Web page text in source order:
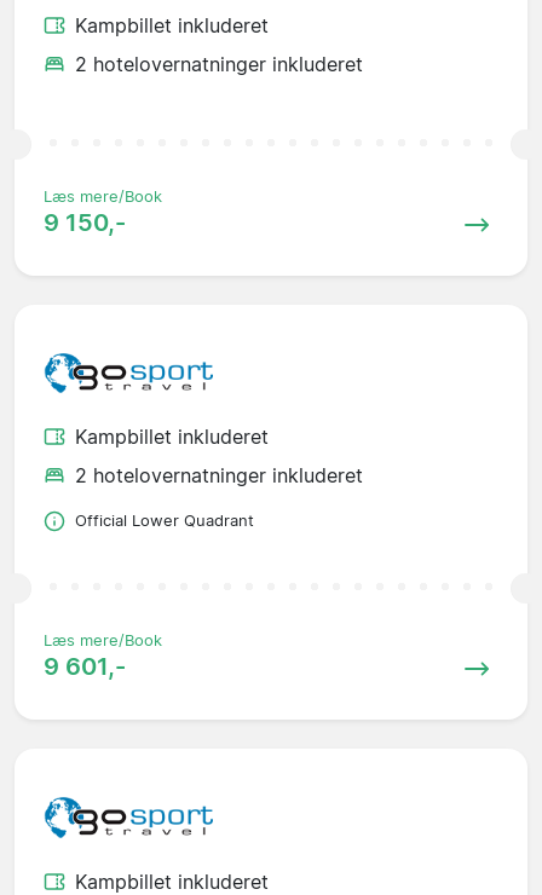
Kampbillet inkluderet
2 hotelovernatninger inkluderet
Læs mere/Book
9 150,-
Kampbillet inkluderet
2 hotelovernatninger inkluderet
Official Lower Quadrant
Læs mere/Book
9 601,-
Kampbillet inkluderet